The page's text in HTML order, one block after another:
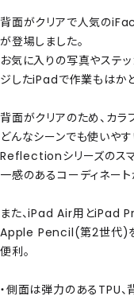
背面がクリアで人気の
が登場しました。
お気に入りの写真やステ
ジしたiPadで作業もはかど
背面がクリアのため、カラ
どんなシーンでも使いや
Reflectionシリーズのスマ
一感のあるコーディネート
また、iPad Air用とiPad
Apple Pencil(第2世代)を
便利。
・側面は弾力のあるTPU